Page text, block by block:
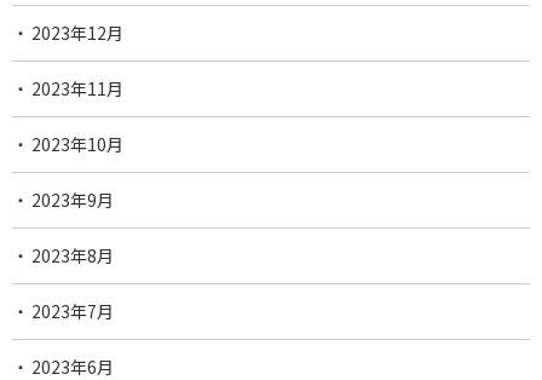
2023年12月
2023年11月
2023年10月
2023年9月
2023年8月
2023年7月
2023年6月